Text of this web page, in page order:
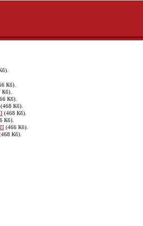
Кб).
Кб).
Кб).
(468 Кб).
(468 Кб).
Кб).
(466 Кб).
Кб).